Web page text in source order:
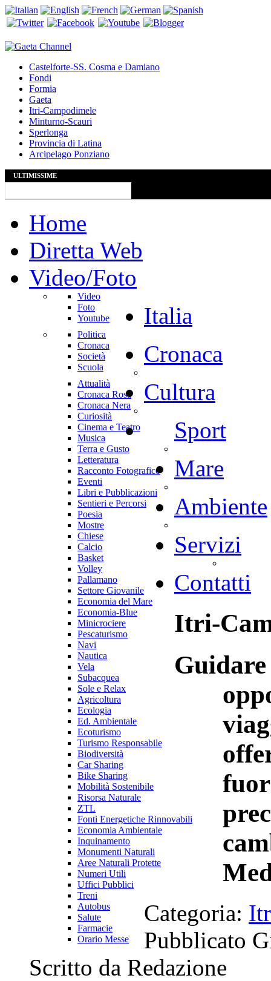
Castelforte-SS. Cosma e Damiano
Fondi
Formia
Gaeta
Itri-Campodimele
Minturno-Scauri
Sperlonga
Provincia di Latina
Arcipelago Ponziano
ULTIMISSIME
Home
Diretta Web
Video/Foto
Video
Foto
Youtube
Italia
Politica
Cronaca
Società
Scuola
Cronaca
Attualità
Cronaca Rosa
Cronaca Nera
Curiosità
Cultura
Cinema e Teatro
Musica
Terra e Gusto
Letteratura
Racconto Fotografico
Eventi
Libri e Pubblicazioni
Sentieri e Percorsi
Poesia
Mostre
Chiese
Sport
Calcio
Basket
Volley
Pallamano
Settore Giovanile
Mare
Economia del Mare
Economia-Blue
Minicrociere
Pescaturismo
Navi
Nautica
Vela
Subacquea
Sole e Relax
Ambiente
Agricoltura
Ecologia
Ed. Ambientale
Ecoturismo
Turismo Responsabile
Biodiversità
Car Sharing
Bike Sharing
Mobilità Sostenibile
Risorsa Naturale
ZTL
Fonti Energetiche Rinnovabili
Economia Ambientale
Inquinamento
Monumenti Naturali
Aree Naturali Protette
Servizi
Numeri Utili
Uffici Pubblici
Treni
Autobus
Salute
Farmacie
Orario Messe
Contatti
Itri-
Categoria:
Pubblicato
Scritto da Redazione